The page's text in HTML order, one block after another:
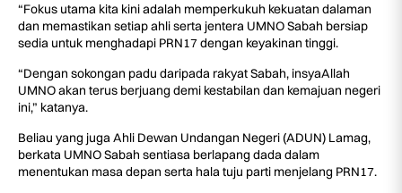
“Fokus utama kita kini adalah memperkukuh kekuatan dalaman
dan memastikan setiap ahli serta jentera UMNO Sabah bersiap
sedia untuk menghadapi PRN17 dengan keyakinan tinggi.
“Dengan sokongan padu daripada rakyat Sabah, insyaAllah
UMNO akan terus berjuang demi kestabilan dan kemajuan negeri
ini,” katanya.
Beliau yang juga Ahli Dewan Undangan Negeri (ADUN) Lamag,
berkata UMNO Sabah sentiasa berlapang dada dalam
menentukan masa depan serta hala tuju parti menjelang PRN17.